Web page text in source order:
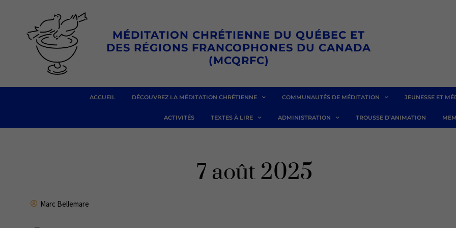
contenu
MÉDITATION CHRÉTIENNE DU QUÉBEC ET
DES RÉGIONS FRANCOPHONES DU CANADA
(MCQRFC)
ACCUEIL DÉCOUVREZ LA MÉDITATION CHRÉTIENNE COMMUNAUTÉS DE MÉDITATION JEUNESSE ET
ACTIVITÉS TEXTES À LIRE ADMINISTRATION TROUSSE D’ANIMATION
7 août 2025
Marc Bellemare